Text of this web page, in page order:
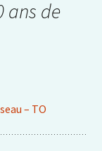
ans de
– TO